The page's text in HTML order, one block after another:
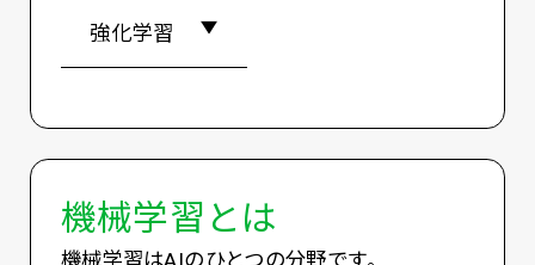
強化学習
機械学習とは